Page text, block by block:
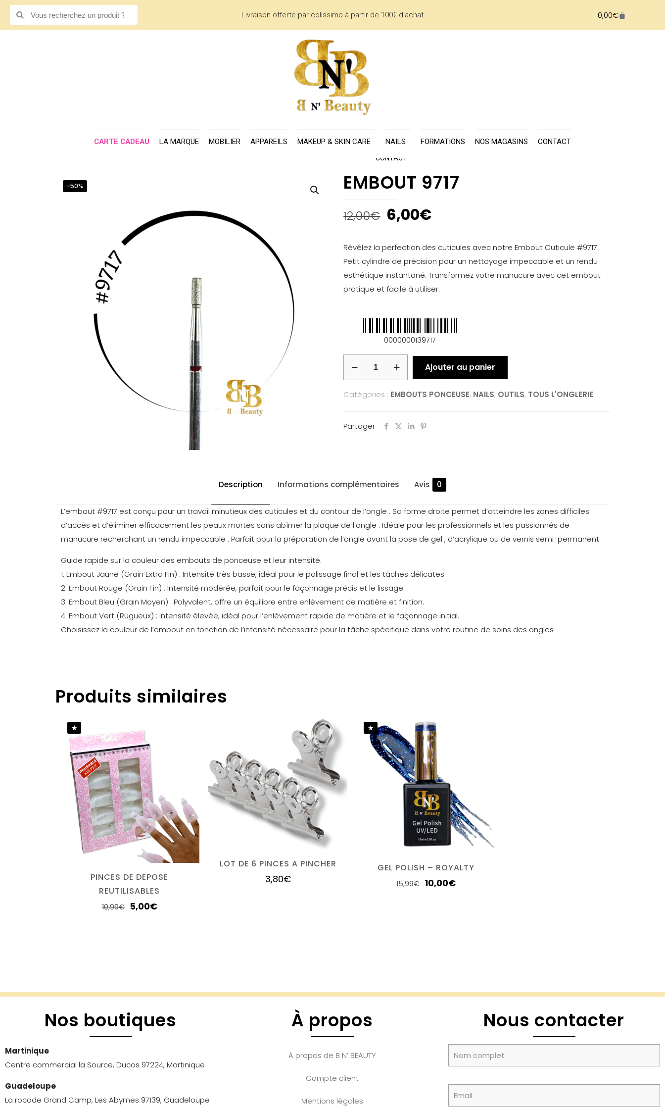
Livraison offerte par colissimo à partir de 100€ d’achat 0,00€
CONTACT
CARTE CADEAU LA MARQUE MOBILIER APPAREILS MAKEUP & SKIN CARE NAILS FORMATIONS NOS MAGASINS CONTACT
-50% EMBOUT 9717
12,00€ 6,00€
Révélez la perfection des cuticules avec notre Embout Cuticule #9717 .
Petit cylindre de précision pour un nettoyage impeccable et un rendu
esthétique instantané. Transformez votre manucure avec cet embout
pratique et facile à utiliser.
0000000139717
Ajouter au panier
Catégories : EMBOUTS PONCEUSE, NAILS, OUTILS, TOUS L'ONGLERIE
Partager
Description Informations complémentaires Avis 0
L’embout #9717 est conçu pour un travail minutieux des cuticules et du contour de l’ongle . Sa forme droite permet d’atteindre les zones difficiles
d’accès et d’éliminer efficacement les peaux mortes sans abîmer la plaque de l’ongle . Idéale pour les professionnels et les passionnés de
manucure recherchant un rendu impeccable . Parfait pour la préparation de l’ongle avant la pose de gel , d’acrylique ou de vernis semi-permanent .
Guide rapide sur la couleur des embouts de ponceuse et leur intensité:
1. Embout Jaune (Grain Extra Fin) : Intensité très basse, idéal pour le polissage final et les tâches délicates.
2. Embout Rouge (Grain Fin) : Intensité modérée, parfait pour le façonnage précis et le lissage.
3. Embout Bleu (Grain Moyen) : Polyvalent, offre un équilibre entre enlèvement de matière et finition.
4. Embout Vert (Rugueux) : Intensité élevée, idéal pour l’enlèvement rapide de matière et le façonnage initial.
Choisissez la couleur de l’embout en fonction de l’intensité nécessaire pour la tâche spécifique dans votre routine de soins des ongles
Il n’y a pas encore d’avis.
pour publier un avis.
Produits similaires
PINCES DE DEPOSE
REUTILISABLES
10,99€ 5,00€
LOT DE 6 PINCES A PINCHER
3,80€
GEL POLISH – ROYALTY
15,99€ 10,00€
Nos boutiques
Martinique
Centre commercial la Source, Ducos 97224, Martinique
Guadeloupe
La rocade Grand Camp, Les Abymes 97139, Guadeloupe
À propos
À propos de B N’ BEAUTY
Compte client
Mentions légales
Nous contacter